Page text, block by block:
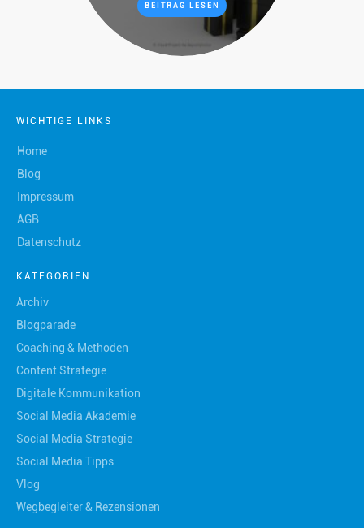
BEITRAG LESEN
WICHTIGE LINKS
Home
Blog
Impressum
AGB
Datenschutz
KATEGORIEN
Archiv
Blogparade
Coaching & Methoden
Content Strategie
Digitale Kommunikation
Social Media Akademie
Social Media Strategie
Social Media Tipps
Vlog
Wegbegleiter & Rezensionen